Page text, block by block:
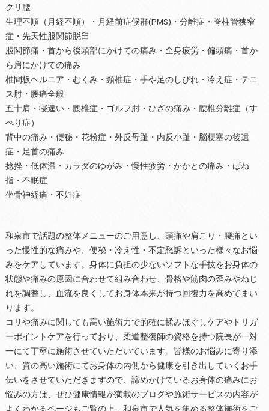
クリ腰
生理不順（月経不順）・月経前症候群(PMS)・分離症・脊柱管狭窄
症・先天性股関節脱臼
股関節痛・首から後頭部にかけての痛み・全身疲労・偏頭痛・首か
ら肩にかけての痛み
椎間板ヘルニア・むくみ・頸椎症・手や足のしびれ・冷え症・テニ
ス肘・腰痛全般
五十肩・寝違い・腰椎症・ゴルフ肘・ひざの痛み・腰椎分離症（す
べり症）
背中の痛み・便秘・花粉症・外反母趾・内反小趾・脳梗塞の後遺
症・足首の痛み
捻挫・低体温・カラダのゆがみ・慢性疲労・かかとの痛み・ばね
指・不眠症
坐骨神経痛・不妊症
和泉市で話題の整体メニューのご用意し、頭痛や肩こり・腰痛とい
った慢性的な痛みや、便秘・冷え性・不定愁訴といった様々なお悩
みをケアしています。身体に負担の少ないソフトな手技をお身体の
状態や痛みの原因に合わせて組み合わせ、骨格や筋肉の歪みやねじ
れを調整し、血流を良くしてお身体本来が持つ回復力を高めてまい
ります。
コリや痛みに関しても高い施術力で的確に揉みほぐしケアやトリガ
ーポイントケアを行っており、柔道整復師の資格を持つ院長が一対
一にて丁寧に施術させていただいています。皆様のお悩みに寄り添
い、質の高い施術にてお身体の内側から健康を引き出していくお手
伝いをさせていただきますので、諦めかけているお身体の痛みにお
悩みの方は、ぜひ健康情報が満載のブログや施術サービスの内容が
よくわかるページもご覧の上、和泉市で人気を集める整体施術をご